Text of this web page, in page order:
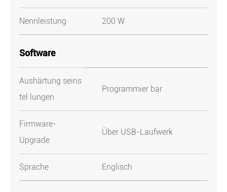
Nennleistung 200 W
Software
Aushärtung seins
tel lungen
Programmier bar
Firmware-
Upgrade
Über USB-Laufwerk
Sprache Englisch